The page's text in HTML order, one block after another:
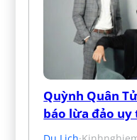
Quỳnh Quân
báo lừa đảo uy